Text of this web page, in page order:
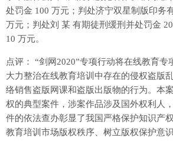
处罚金 100 万元；判处济宁双星制版印务
万元；判处刘 某 有期徒刑缓刑并处罚金
10 万元。
点评： “剑网2020”专项行动将在线教育专
大力整治在线教育培训中存在的侵权盗版
络销售盗版网课和盗版出版物的行为。本
权的典型案件，涉案作品涉及国外权利人
件的依法查办彰显了我国严格保护知识产
教育培训市场版权秩序、树立版权保护意